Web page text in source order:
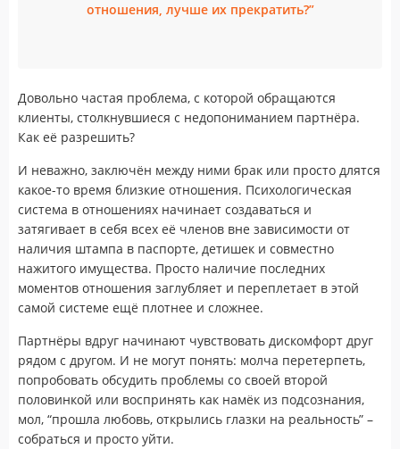
отношения, лучше их прекратить?”
Довольно частая проблема, с которой обращаются
клиенты, столкнувшиеся с недопониманием партнёра.
Как её разрешить?
И неважно, заключён между ними брак или просто длятся
какое-то время близкие отношения. Психологическая
система в отношениях начинает создаваться и
затягивает в себя всех её членов вне зависимости от
наличия штампа в паспорте, детишек и совместно
нажитого имущества. Просто наличие последних
моментов отношения заглубляет и переплетает в этой
самой системе ещё плотнее и сложнее.
Партнёры вдруг начинают чувствовать дискомфорт друг
рядом с другом. И не могут понять: молча перетерпеть,
попробовать обсудить проблемы со своей второй
половинкой или воспринять как намёк из подсознания,
мол, “прошла любовь, открылись глазки на реальность” –
собраться и просто уйти.